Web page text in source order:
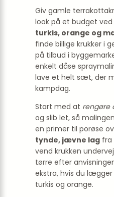
Giv gamle
look på et budget
turkis, orange og
finde billige krukker i
på tilbud i
enkelt dåse
lave et helt sæt, der
kampdag.
Start med at rengøre
og slib let, så
en primer til porøse
tynde, jævne lag fra
vend krukken
tørre efter
ekstra, hvis du
turkis og orange.